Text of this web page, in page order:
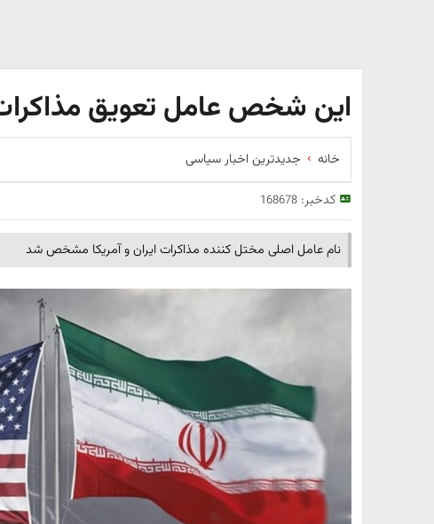
این شخص عامل تعویق
خانه جدیدترین اخبار سیاسی
کدخبر:168678
نام عامل اصلی مختل کننده مذاکرات ایران و آمریکا مشخص شد